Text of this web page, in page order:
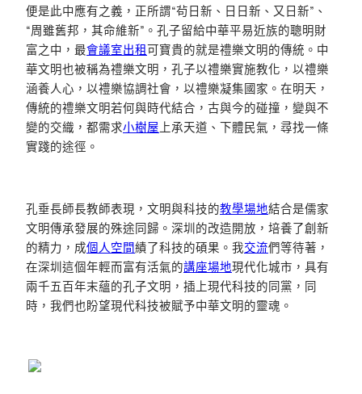
便是此中應有之義，正所謂“茍日新、日日新、又日新”、
“周雖舊邦，其命維新”。孔子留給中華平易近族的聰明財
富之中，最會議室出租可寶貴的就是禮樂文明的傳統。中
華文明也被稱為禮樂文明，孔子以禮樂實施教化，以禮樂
涵養人心，以禮樂協調社會，以禮樂凝集國家。在明天，
傳統的禮樂文明若何與時代結合，古與今的碰撞，變與不
變的交織，都需求小樹屋 上承天道、下體民氣，尋找一條
實踐的途徑。
孔垂長師長教師表現，文明與科技的教學場地結合是儒家
文明傳承發展的殊途同歸。深圳的改造開放，培養了創新
的精力，成個人空間績了科技的碩果。我交流們等待著，
在深圳這個年輕而富有活氣的講座場地現代化城市，具有
兩千五百年末蘊的孔子文明，插上現代科技的同黨，同
時，我們也盼望現代科技被賦予中華文明的靈魂。